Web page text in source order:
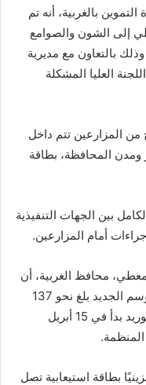
بالغربية، أنه تم
المحلي إلى الشون والصوامع
بالتعاون مع مديرية
العليا المشكلة
المزارعين تتم داخل
ومدن المحافظة، بطاقة
بين الجهات التنفيذية
أمام المزارعين.
محافظ الغربية، أن
إجمالي المساحات المنزرعة بالقمح للموسم الجديد بلغ نحو 137
ألفًا و657 فدانًا، مشيرًا إلى أن موسم التوريد بدأ في 15 أبريل
وفرت 20 موقعًا تخزينيًا بطاقة استيعابية تصل